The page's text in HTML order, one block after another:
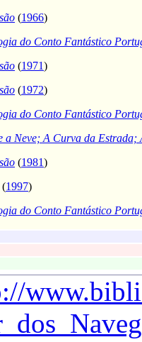
(1966)
do Conto Fantástico
(1971)
(1972)
do Conto Fantástico
a Neve; A Curva da Estrada;
(1981)
(1997)
do Conto Fantástico